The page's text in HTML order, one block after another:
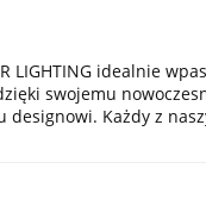
LIGHTING idealnie
swojemu
designowi. Każdy z